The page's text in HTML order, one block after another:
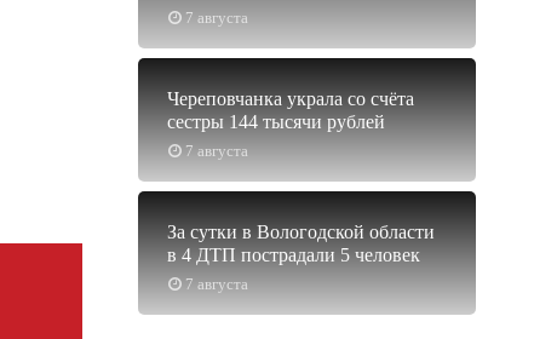
7 августа
7 августа
Череповчанка украла со счёта
сестры 144 тысячи рублей
7 августа
За сутки в Вологодской области
в 4 ДТП пострадали 5 человек